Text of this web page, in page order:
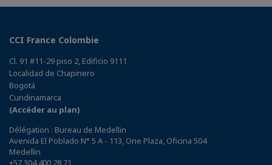
CCI France Colombie
Cl. 91 #11-29 piso 2, Edificio 9111
Localidad de Chapinero
Bogotá
Cundinamarca
(Accéder au plan)
Délégation : Bureau de Medellin
Avenida El Poblado N° 5 A - 113, One Plaza, Oficina 504
Medellin
+57 304 400 28 71